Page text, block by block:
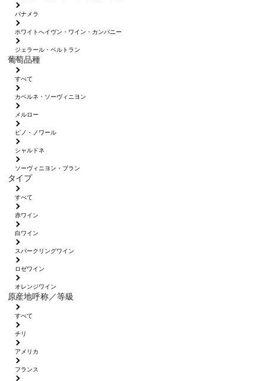
パナメラ
ホワイトへイヴン・ワイン・カンパニー
ジェラール・ベルトラン
葡萄品種
すべて
カベルネ・ソーヴィニヨン
メルロー
ピノ・ノワール
シャルドネ
ソーヴィニヨン・ブラン
タイプ
すべて
赤ワイン
白ワイン
スパークリングワイン
ロゼワイン
オレンジワイン
原産地呼称／等級
すべて
チリ
アメリカ
フランス